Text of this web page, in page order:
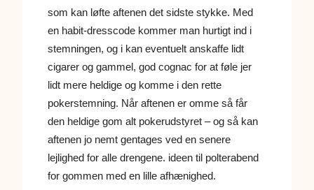
som kan løfte aftenen det sidste stykke. Med
en habit-dresscode kommer man hurtigt ind i
stemningen, og i kan eventuelt anskaffe lidt
cigarer og gammel, god cognac for at føle jer
lidt mere heldige og komme i den rette
pokerstemning. Når aftenen er omme så får
den heldige gom alt pokerudstyret – og så kan
aftenen jo nemt gentages ved en senere
lejlighed for alle drengene. ideen til polterabend
for gommen med en lille afhænighed.